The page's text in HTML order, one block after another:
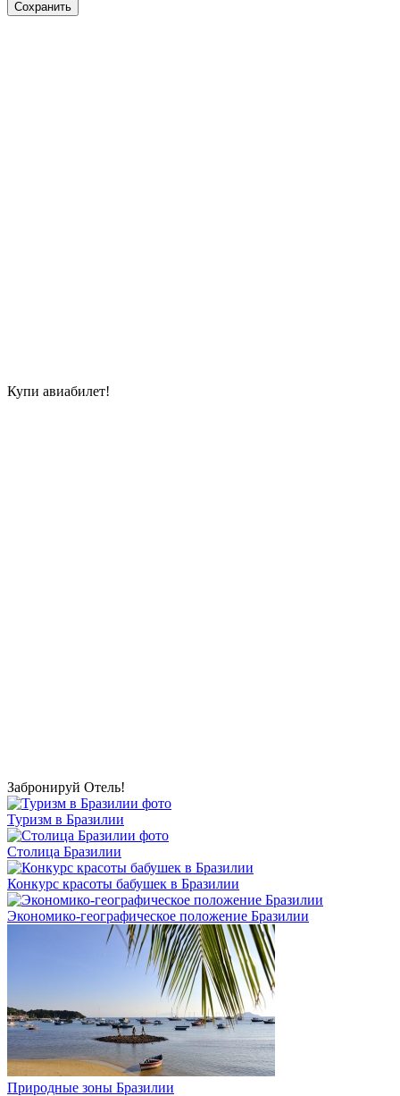
Купи авиабилет!
Забронируй Отель!
Туризм в Бразилии
Столица Бразилии
Конкурс красоты бабушек в Бразилии
Экономико-географическое положение Бразилии
Природные зоны Бразилии